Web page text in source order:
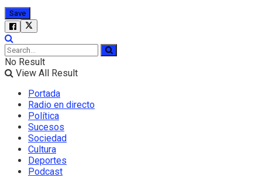
No Result
View All Result
Portada
Radio en directo
Política
Sucesos
Sociedad
Cultura
Deportes
Podcast